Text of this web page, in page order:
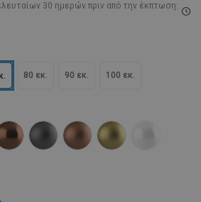
30 ημερών πριν από την έκπτωση:
80 εκ. 90 εκ. 100 εκ.